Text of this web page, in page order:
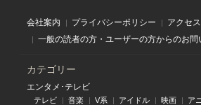
会社案内 プライバシーポリシー アクセ
一般の読者の方・ユーザーの方からのお問
カテゴリー
エンタメ･テレビ
テレビ 音楽 V系 アイドル 映画 ア